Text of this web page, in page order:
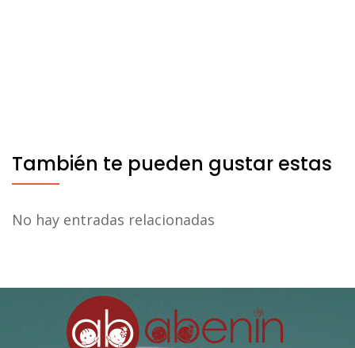
También te pueden gustar estas
No hay entradas relacionadas